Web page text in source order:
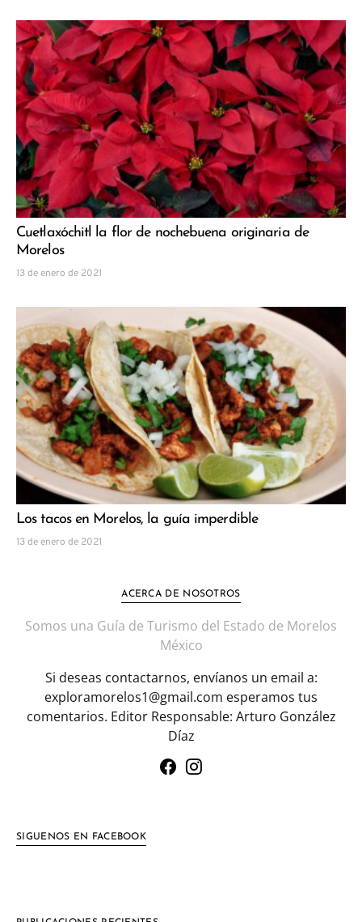
Cuetlaxóchitl la flor de nochebuena originaria de
Morelos
13 de enero de 2021
Los tacos en Morelos, la guía imperdible
13 de enero de 2021
ACERCA DE NOSOTROS
Somos una Guía de Turismo del Estado de Morelos
México
Si deseas contactarnos, envíanos un email a:
exploramorelos1@gmail.com esperamos tus
comentarios. Editor Responsable: Arturo González
Díaz
SIGUENOS EN FACEBOOK